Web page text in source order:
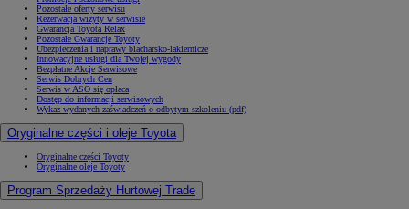
Pozostałe oferty serwisu
Rezerwacja wizyty w serwisie
Gwarancja Toyota Relax
Pozostałe Gwarancje Toyoty
Ubezpieczenia i naprawy blacharsko-lakiernicze
Innowacyjne usługi dla Twojej wygody
Bezpłatne Akcje Serwisowe
Serwis Dobrych Cen
Serwis w ASO się opłaca
Dostęp do informacji serwisowych
Wykaz wydanych zaświadczeń o odbytym szkoleniu (pdf)
Oryginalne części i oleje Toyota
Oryginalne części Toyoty
Oryginalne oleje Toyoty
Program Sprzedaży Hurtowej Trade